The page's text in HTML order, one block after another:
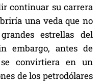
continuar su carrera
una veda que no
estrellas del
embargo, antes de
convirtiera en un
de los petrodólares